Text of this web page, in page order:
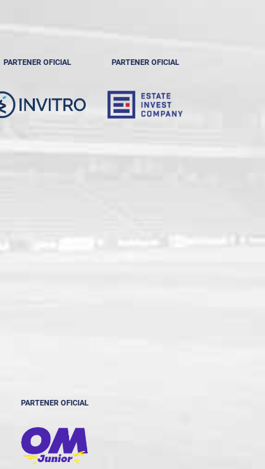
PARTENER OFICIAL PARTENER OFICIAL
PARTENER OFICIAL